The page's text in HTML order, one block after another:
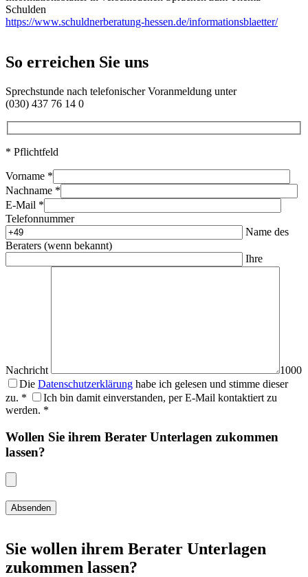
Schulden
https://www.schuldnerberatung-hessen.de/informationsblaetter/
So erreichen Sie uns
Sprechstunde nach telefonischer Voranmeldung unter
(030) 437 76 14 0
* Pflichtfeld
Vorname *
Nachname *
E-Mail *
Telefonnummer
Name des
Beraters (wenn bekannt)
Ihre
Nachricht
1000
Die Datenschutzerklärung habe ich gelesen und stimme dieser
zu. *
Ich bin damit einverstanden, per E-Mail kontaktiert zu
werden. *
Wollen Sie ihrem Berater Unterlagen zukommen
lassen?
Sie wollen ihrem Berater Unterlagen
zukommen lassen?